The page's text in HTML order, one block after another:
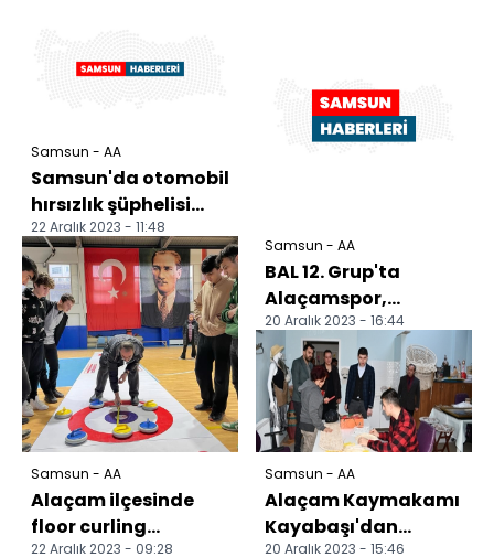
Samsun - AA
Samsun'da otomobil
hırsızlık şüphelisi
yakalandı
22 Aralık 2023 - 11:48
Samsun - AA
Alaçam ilçesinde
floor curling
22 Aralık 2023 - 09:28
Samsun - AA
BAL 12. Grup'ta
Alaçamspor,
sahasında Türk
Metal 1963'ü 1-0
yendi
20 Aralık 2023 - 16:44
Samsun - AA
Alaçam Kaymakamı
Kayabaşı'dan
20 Aralık 2023 - 15:46